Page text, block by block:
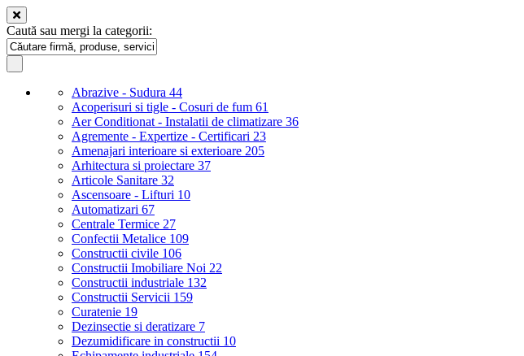
Caută sau mergi la categorii:
Abrazive - Sudura 44
Acoperisuri si tigle - Cosuri de fum 61
Aer Conditionat - Instalatii de climatizare 36
Agremente - Expertize - Certificari 23
Amenajari interioare si exterioare 205
Arhitectura si proiectare 37
Articole Sanitare 32
Ascensoare - Lifturi 10
Automatizari 67
Centrale Termice 27
Confectii Metalice 109
Constructii civile 106
Constructii Imobiliare Noi 22
Constructii industriale 132
Constructii Servicii 159
Curatenie 19
Dezinsectie si deratizare 7
Dezumidificare in constructii 10